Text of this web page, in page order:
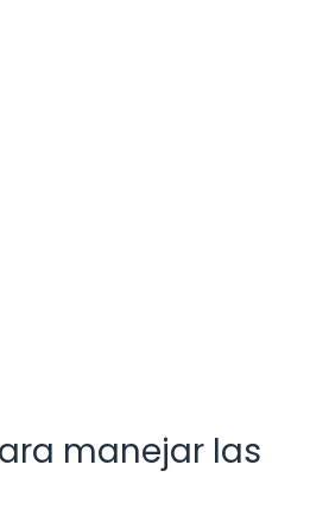
manejar las